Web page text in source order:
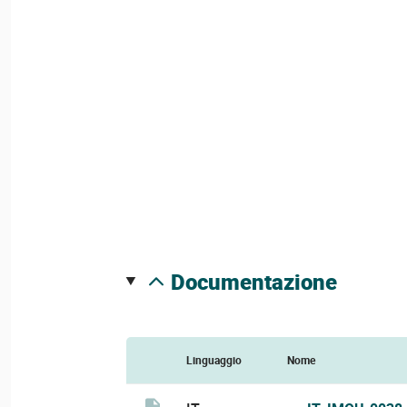
documentazione
Linguaggio Nome